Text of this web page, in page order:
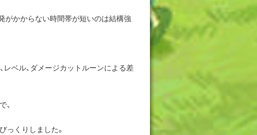
かからない時間帯が短いのは結構強
ベル、ダメージカットルーンによる差
、
っくりしました。